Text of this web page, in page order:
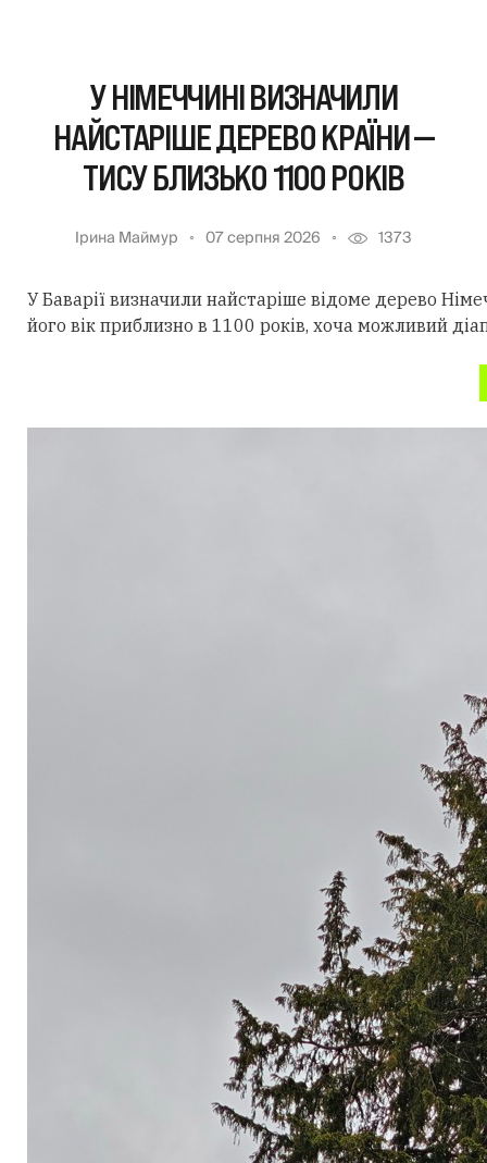
У НІМЕЧЧИНІ ВИЗНАЧИЛИ
НАЙСТАРІШЕ ДЕРЕВО КРАЇНИ —
ТИСУ БЛИЗЬКО 1100 РОКІВ
Ірина Маймур 07 серпня 2026 1373
У Баварії визначили найстаріше відоме дерево
його вік приблизно в 1100 років, хоча можливий